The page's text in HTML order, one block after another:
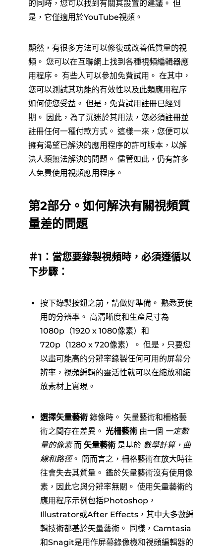
的同時，您可以找到有關其設置的建議。 但
是，它僅適用於YouTube視頻。
顯然，有很多方法可以修復或改善低質量的視
頻。 您可以在互聯網上找到各種視頻編輯器應
用程序。 有些人可以參加免費試用。 在其中，
您可以測試其功能的有效性以及此類應用程序
如何使您受益。 但是，免費試用註冊已經到
期。 因此，為了沉迷於其用法，您必須註冊並
註冊任何一種付款方式。 這樣一來，您便可以
擁有渴望已解決的應用程序的許可版本，以解
決人類無法解決的問題。 儘管如此，仍有許多
人免費使用視頻應用程序。
第2部分。如何解決有關視頻質
量差的問題
＃1：當您要錄製視頻時，必須遵循以
下步驟：
按下錄製按鈕之前，請做好準備。 熟悉要使
用的分辨率。 高清晰度和生產尺寸為
1080p（1920 x 1080像素）和
720p（1280 x 720像素）。 但是，只要您
以盡可能高的分辨率錄製任何可用的屏幕分
辨率，視頻編輯的靈活性就可以在縮放和縮
放素材上實現。
選擇矢量藝術錄像時。 矢量藝術和柵格藝
術之間存在差異。 光柵藝術由一個 一定數
量的像素而 矢量藝術是基於 數學計算，曲
線和路徑。 簡而言之，柵格藝術在放大時往
往會失去其質量。 鑑於矢量藝術沒有使用像
素，因此它與分辨率無關。 使用矢量藝術的
應用程序示例包括Photoshop，
Illustrator或After Effects，其中大多數編
輯技術都基於矢量藝術。 同樣，Camtasia
和Snagit是用作屏幕錄像機和視頻編輯器的